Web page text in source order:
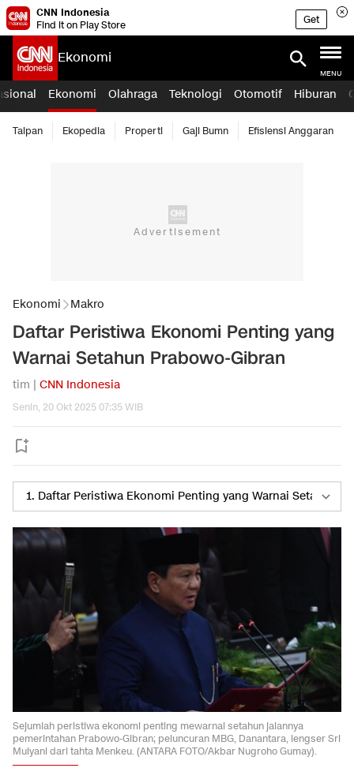
CNN Indonesia
Find it on Play Store
Get
Ekonomi
MENU
Ekonomi Olahraga Teknologi Otomotif Hiburan
Taipan Ekopedia Properti Gaji Bumn Efisiensi Anggaran
Ekonomi Makro
Daftar Peristiwa Ekonomi Penting yang
Warnai Setahun Prabowo-Gibran
tim | CNN Indonesia
Senin, 20 Okt 2025 07:35 WIB
Sejumlah peristiwa ekonomi penting mewarnai setahun jalannya
pemerintahan Prabowo-Gibran; peluncuran MBG, Danantara, lengser Sri
Mulyani dari tahta Menkeu. (ANTARA FOTO/Akbar Nugroho Gumay).